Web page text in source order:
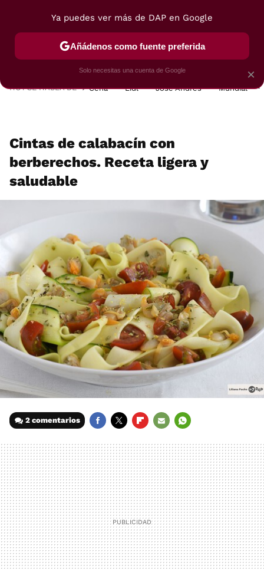
POSTRES VIAJES SELECCIÓN VEGUI
HOY SE HABLA DE Cena Lidl José Andrés Mundial
Cintas de calabacín con
berberechos. Receta ligera y
saludable
2 comentarios
MAIL
×
Ya puedes ver más de DAP en Google
Añádenos como fuente preferida
Solo necesitas una cuenta de Google